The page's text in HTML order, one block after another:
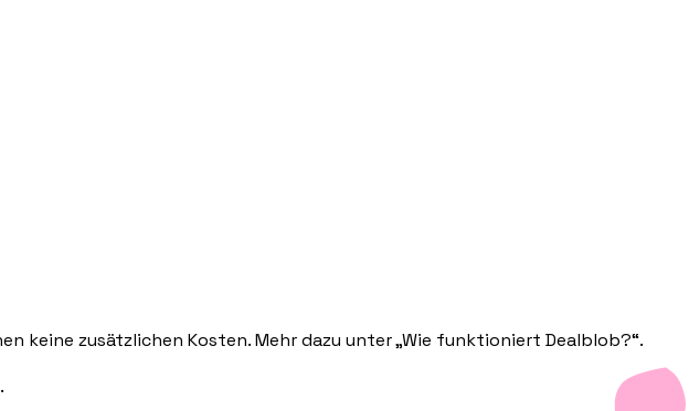
keine zusätzlichen Kosten. Mehr dazu unter „Wie funktioniert Dealblob?“.